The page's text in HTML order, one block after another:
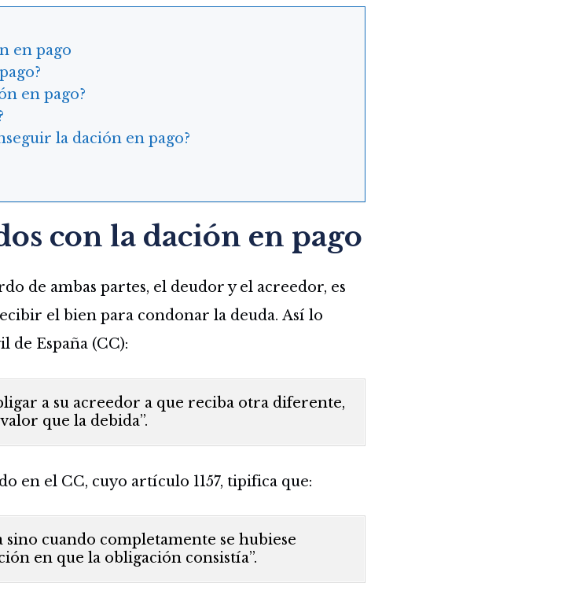
en pago
en pago?
la dación en pago?
con la dación en pago
de ambas partes, el deudor y el acreedor, es
el bien para condonar la deuda. Así lo
de España (CC):
a su acreedor a que reciba otra diferente,
que la debida”.
en el CC, cuyo artículo 1157, tipifica que:
sino cuando completamente se hubiese
en que la obligación consistía”.